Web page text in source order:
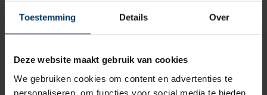
Toestemming Details Over
Deze website maakt gebruik van cookies
We gebruiken cookies om content en advertenties te
personaliseren, om functies voor social media te bieden